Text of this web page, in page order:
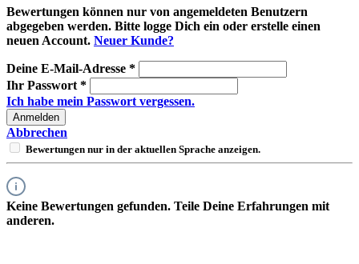
Bewertungen können nur von angemeldeten Benutzern
abgegeben werden. Bitte logge Dich ein oder erstelle einen
neuen Account. Neuer Kunde?
Deine E-Mail-Adresse *
Ihr Passwort *
Ich habe mein Passwort vergessen.
Anmelden
Abbrechen
Bewertungen nur in der aktuellen Sprache anzeigen.
Keine Bewertungen gefunden. Teile Deine Erfahrungen mit
anderen.